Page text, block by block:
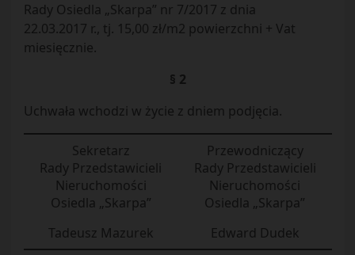
Rady Osiedla „Skarpa” nr 7/2017 z dnia
22.03.2017 r., tj. 15,00 zł/m2 powierzchni + Vat
miesięcznie.
§ 2
Uchwała wchodzi w życie z dniem podjęcia.
Sekretarz
Rady Przedstawicieli
Nieruchomości
Osiedla „Skarpa”
Tadeusz Mazurek
Przewodniczący
Rady Przedstawicieli
Nieruchomości
Osiedla „Skarpa”
Edward Dudek